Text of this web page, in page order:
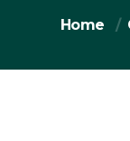
Home